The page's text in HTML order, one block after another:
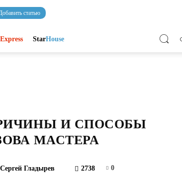
статью
Express StarHouse
И СПОСОБЫ
МАСТЕРА
Сергей Гладырев 2738 0